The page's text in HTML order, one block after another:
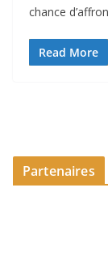
chance
Read More
Partenaires